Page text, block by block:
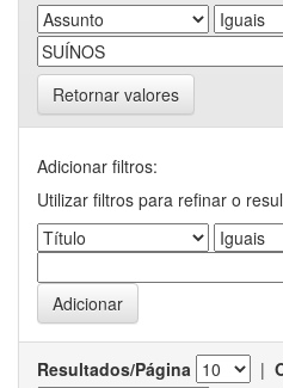
Retornar valores
Adicionar filtros:
Utilizar filtros para refinar o
Resultados/Página |